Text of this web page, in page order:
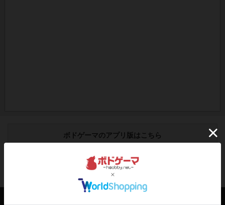
ボドゲーマのアプリ版はこちら